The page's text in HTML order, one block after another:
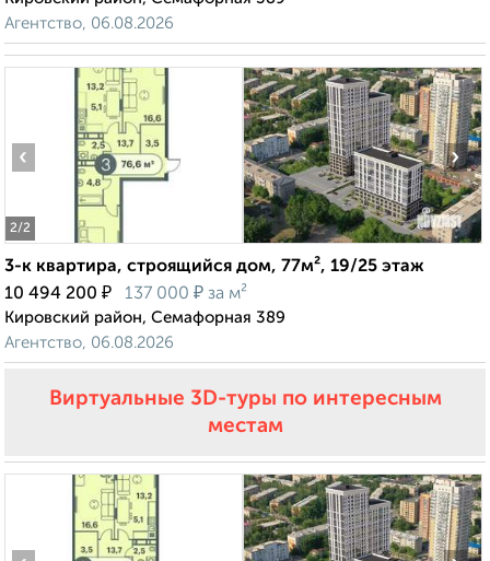
Агентство, 06.08.2026
2/2
‹ ›
3-к квартира, строящийся дом, 77м², 19/25 этаж
10 494 200 ₽ 137 000 ₽ за м²
Кировский район, Семафорная 389
Агентство, 06.08.2026
Виртуальные 3D-туры по интересным
местам